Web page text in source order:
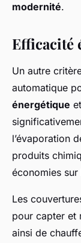
modernité.
Efficacité
Un autre
automatique
énergétique
l’évaporation
produits
économies
Les
pour capter et
ainsi de